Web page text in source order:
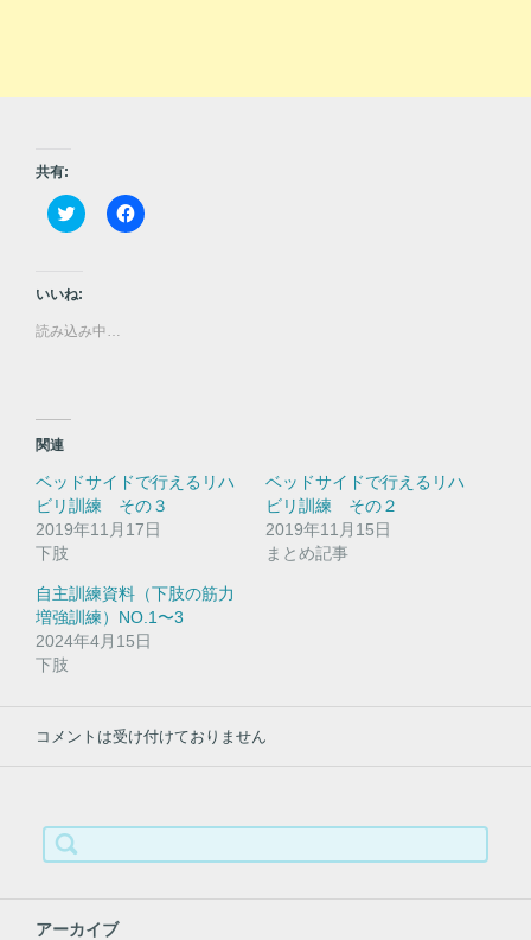
共有:
ク
リ
て
T
i
新
し
い
ウ
ィ
ウ
で
開
き
ま
F
a
ッ
ク
し
て
く
新
し
い
ド
で
開
き
いいね:
読み込み中…
関連
ベッドサイドで行えるリハ
ビリ訓練 その３
2019年11月17日
下肢
ベッドサイドで行えるリハ
ビリ訓練 その２
2019年11月15日
まとめ記事
自主訓練資料（下肢の筋力
増強訓練）NO.1〜3
2024年4月15日
下肢
コメントは受け付けておりません
索:
アーカイブ